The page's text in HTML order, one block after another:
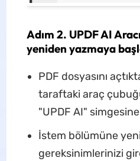
Adım 2. UPDF AI
yeniden yazmaya
PDF dosyasını
taraftaki araç
"UPDF AI" simgesine
İstem bölümüne
gereksinimlerinizi